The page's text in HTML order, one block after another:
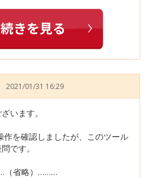
2021/01/31 16:29
います。
作を確認しましたが、このツール
です。
（省略）………